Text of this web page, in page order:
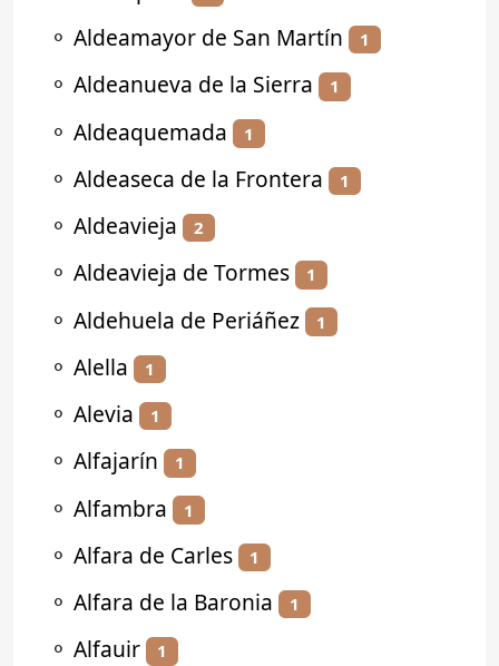
⚬ Aldeamayor de San Martín 1
⚬ Aldeanueva de la Sierra 1
⚬ Aldeaquemada 1
⚬ Aldeaseca de la Frontera 1
⚬ Aldeavieja 2
⚬ Aldeavieja de Tormes 1
⚬ Aldehuela de Periáñez 1
⚬ Alella 1
⚬ Alevia 1
⚬ Alfajarín 1
⚬ Alfambra 1
⚬ Alfara de Carles 1
⚬ Alfara de la Baronia 1
⚬ Alfauir 1